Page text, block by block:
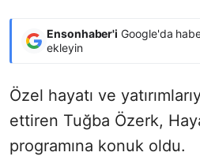
Ensonhaber'i Google'da
ekleyin
Özel hayatı ve
ettiren Tuğba Özerk,
programına konuk oldu.